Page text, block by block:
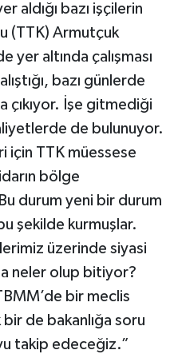
aldığı bazı işçilerin
(TTK) Armutçuk
yer altında çalışması
bazı günlerde
İşe gitmediği
de bulunuyor.
için TTK müessese
bölge
durum yeni bir durum
şekilde kurmuşlar.
üzerinde siyasi
neler olup bitiyor?
bir meclis
de bakanlığa soru
takip edeceğiz.”